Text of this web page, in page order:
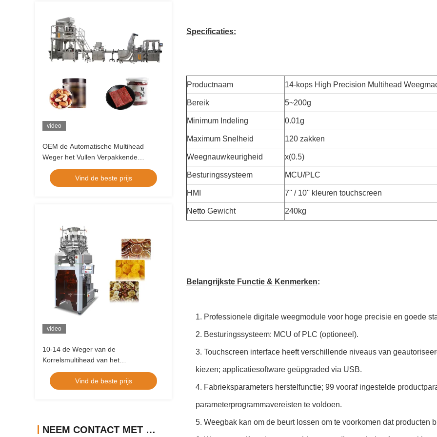
video
OEM de Automatische Multihead
Weger het Vullen Verpakkende
Machine van de Systeem Stevige
Korrel
Vind de beste prijs
video
10-14 de Weger van de
Korrelsmultihead van het
vultrechtersroestvrije staal met Touch
screenbeeldschermsysteem
Vind de beste prijs
NEEM CONTACT MET ONS OP
Specificaties:
Productnaam 14-kops High Precision Multihead
Bereik 5~200g
Minimum Indeling 0.01g
Maximum Snelheid 120 zakken
Weegnauwkeurigheid x(0.5)
Besturingssysteem MCU/PLC
HMI 7'' / 10'' kleuren touchscreen
Netto Gewicht 240kg
Belangrijkste Functie & Kenmerken:
1. Professionele digitale weegmodule voor hoge precisie en goede
2. Besturingssysteem: MCU of PLC (optioneel).
3. Touchscreen interface heeft verschillende niveaus van
kiezen; applicatiesoftware geüpgraded via USB.
4. Fabrieksparameters herstelfunctie; 99 vooraf ingestelde
parameterprogrammavereisten te voldoen.
5. Weegbak kan om de beurt lossen om te voorkomen dat producten